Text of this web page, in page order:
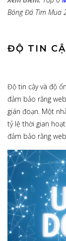
Bóng Đá Tìm Mua
ĐỘ TIN
Độ tin cậy và độ
đảm bảo rằng
gián đoạn. Một
tỷ lệ thời gian
đảm bảo rằng